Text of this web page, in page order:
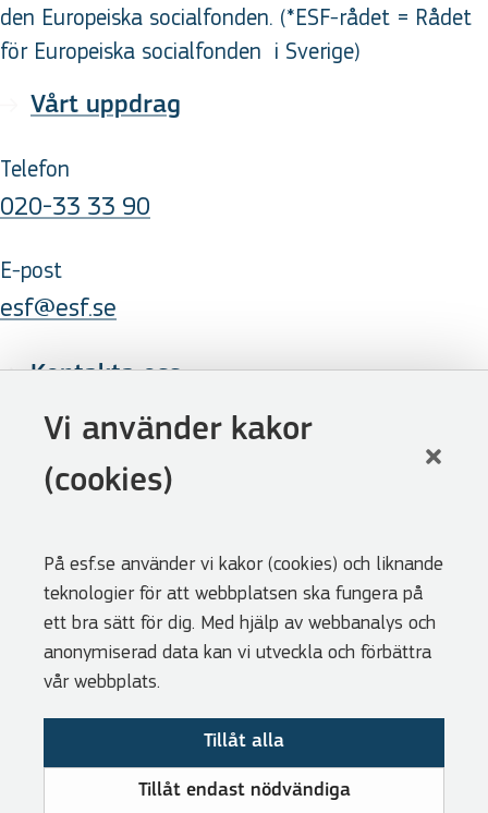
Vi använder kakor
(cookies)
På esf.se använder vi kakor (cookies) och liknande
teknologier för att webbplatsen ska fungera på
ett bra sätt för dig. Med hjälp av webbanalys och
anonymiserad data kan vi utveckla och förbättra
vår webbplats.
Tillåt alla
Tillåt endast nödvändiga
den Europeiska socialfonden. (*ESF-rådet = Rådet
för Europeiska socialfonden i Sverige)
Vårt uppdrag
Telefon
020-33 33 90
E-post
esf@esf.se
Kontakta oss
Följ oss
LinkedIn
Genvägar
Webbshoppen